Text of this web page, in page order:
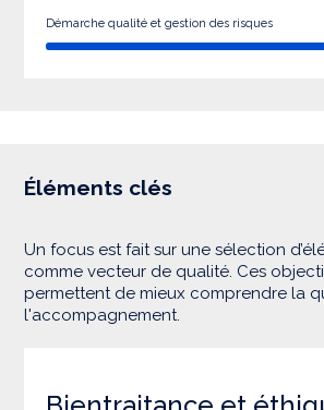
Démarche qualité et gestion des risques
Éléments clés
Un focus est fait sur une sélection
comme vecteur de qualité. Ces
permettent de mieux comprendre la
l'accompagnement.